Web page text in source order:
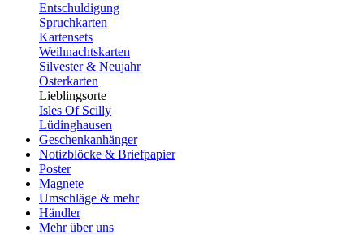
Entschuldigung
Spruchkarten
Kartensets
Weihnachtskarten
Silvester & Neujahr
Osterkarten
Lieblingsorte
Isles Of Scilly
Lüdinghausen
Geschenkanhänger
Notizblöcke & Briefpapier
Poster
Magnete
Umschläge & mehr
Händler
Mehr über uns